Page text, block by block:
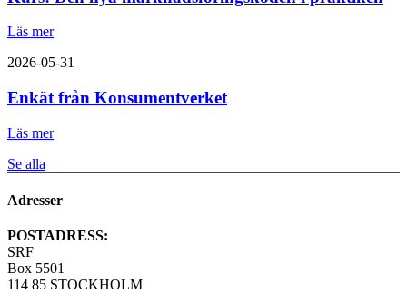
Läs mer
2026-05-31
Enkät från Konsumentverket
Läs mer
Se alla
Adresser
POSTADRESS:
SRF
Box 5501
114 85 STOCKHOLM